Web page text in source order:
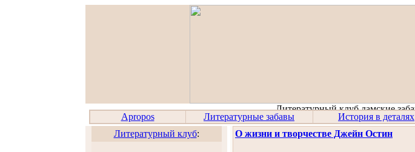
Apropos Литературные забавы История в деталях
Литературный клуб: О жизни и творчестве Джейн Остин